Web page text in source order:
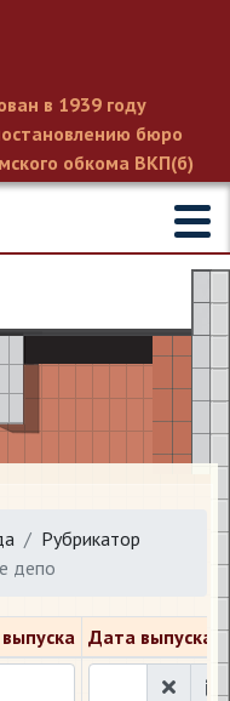
в 1939 году
бюро
обкома ВКП(б)
Рубрикатор
депо
Дата выпуска